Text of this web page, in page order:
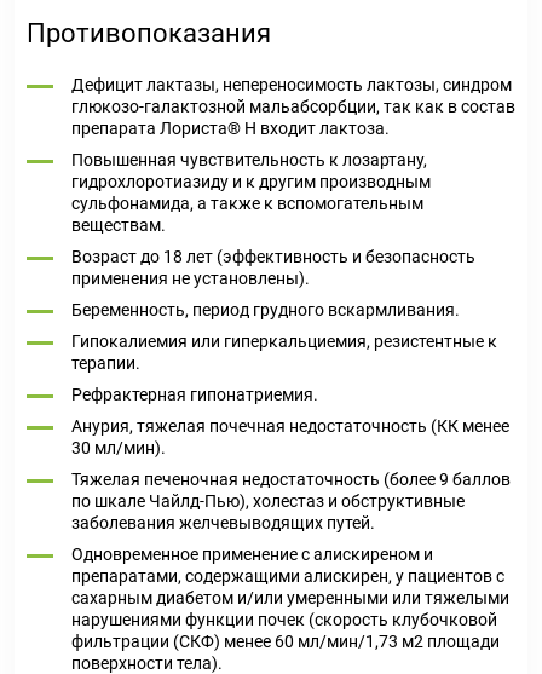
Противопоказания
Дефицит лактазы, непереносимость лактозы, синдром
глюкозо-галактозной мальабсорбции, так как в состав
препарата Лориста® Н входит лактоза.
Повышенная чувствительность к лозартану,
гидрохлоротиазиду и к другим производным
сульфонамида, а также к вспомогательным
веществам.
Возраст до 18 лет (эффективность и безопасность
применения не установлены).
Беременность, период грудного вскармливания.
Гипокалиемия или гиперкальциемия, резистентные к
терапии.
Рефрактерная гипонатриемия.
Анурия, тяжелая почечная недостаточность (КК менее
30 мл/мин).
Тяжелая печеночная недостаточность (более 9 баллов
по шкале Чайлд-Пью), холестаз и обструктивные
заболевания желчевыводящих путей.
Одновременное применение с алискиреном и
препаратами, содержащими алискирен, у пациентов с
сахарным диабетом и/или умеренными или тяжелыми
нарушениями функции почек (скорость клубочковой
фильтрации (СКФ) менее 60 мл/мин/1,73 м2 площади
поверхности тела).